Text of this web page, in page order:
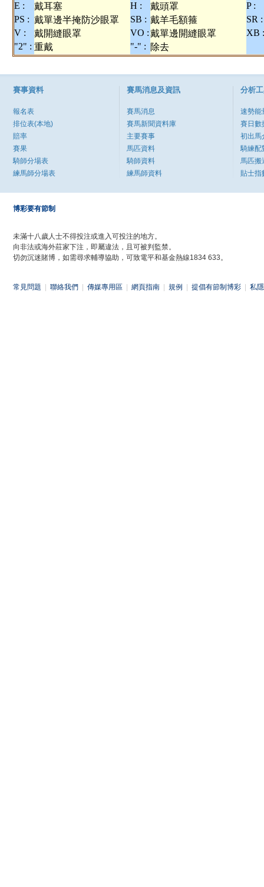
E :
戴耳塞 H : 戴頭罩
P :
PS : 戴單邊半掩防沙眼罩 SB : 戴羊毛額箍
SR :
V :
戴開縫眼罩 VO :戴單邊開縫眼罩
XB :
"2" : 重戴 "-" : 除去
賽事資料
報名表
排位表(本地)
賠率
賽果
騎師分場表
練馬師分場表
賽馬消息及資訊
賽馬消息
賽馬新聞資料庫
主要賽事
馬匹資料
騎師資料
練馬師資料
分析
速勢能
賽日數
初出馬
騎練配
馬匹搬
貼士指
博彩要有節制
未滿十八歲人士不得投注或進入可投注的地方。
向非法或海外莊家下注，即屬違法，且可被判監禁。
切勿沉迷賭博，如需尋求輔導協助，可致電平和基金熱線1834 633。
常見問題 聯絡我們 傳媒專用區 網頁指南 規例 提倡有節制博彩 私